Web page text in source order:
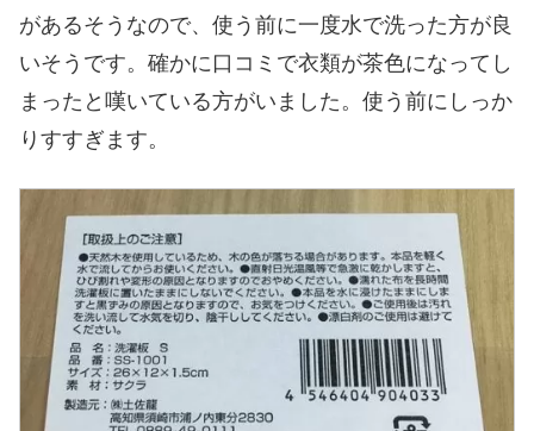
があるそうなので、使う前に一度水で洗った方が良
いそうです。確かに口コミで衣類が茶色になってし
まったと嘆いている方がいました。使う前にしっか
りすすぎます。